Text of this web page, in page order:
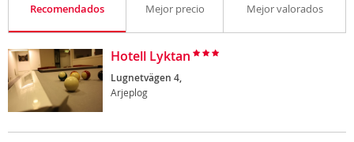
Recomendados Mejor precio Mejor valorados
Hotell Lyktan
Lugnetvägen 4,
Arjeplog